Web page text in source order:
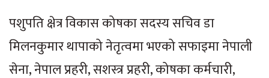
पशुपति क्षेत्र विकास कोषका सदस्य सचिव डा
मिलनकुमार थापाको नेतृत्वमा भएको सफाइमा नेपाली
सेना, नेपाल प्रहरी, सशस्त्र प्रहरी, कोषका कर्मचारी,